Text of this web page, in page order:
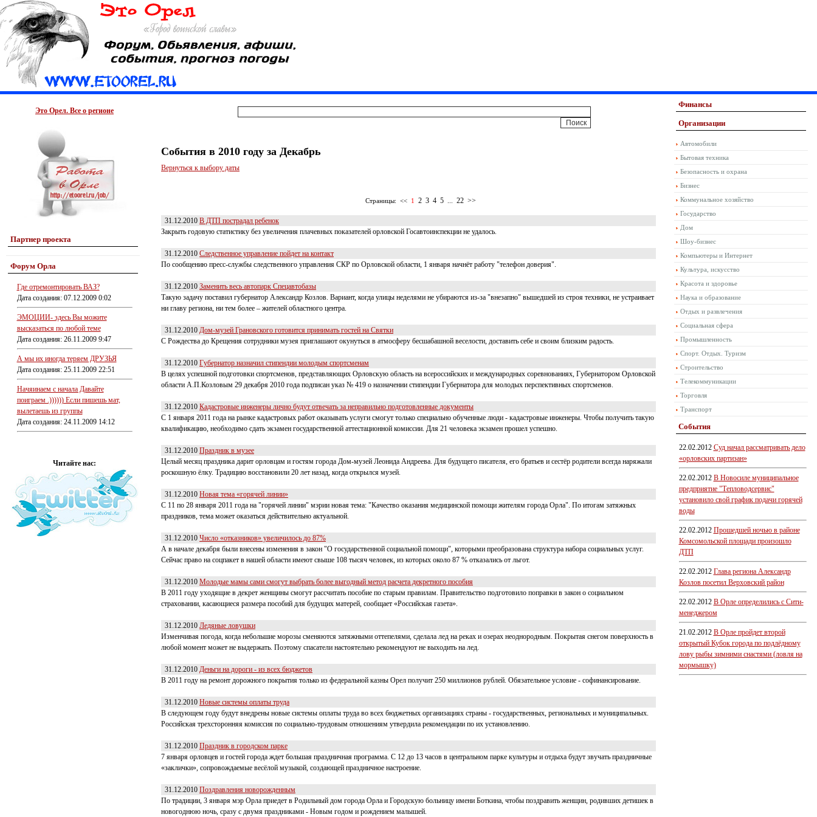
Это Орел. Все о регионе
Партнер проекта
Форум Орла
Где отремонтировать ВАЗ?
Дата создания: 07.12.2009 0:02
ЭМОЦИИ- здесь Вы можите
высказаться по любой теме
Дата создания: 26.11.2009 9:47
А мы их иногда теряем ДРУЗЬЯ
Дата создания: 25.11.2009 22:51
Начяинаем с начала Давайте
поиграем .)))))) Если пишешь мат,
вылетаешь из группы
Дата создания: 24.11.2009 14:12
Читайте нас:
События в 2010 году за Декабрь
Вернуться к выбору даты
Страницы: << 1 2 3 4 5 22 >>
31.12.2010 В ДТП пострадал ребенок
Закрыть годовую статистику без увеличения плачевных показателей орловской Госавтоинспекции не удалось.
31.12.2010 Следственное управление пойдет на контакт
По сообщению пресс-службы следственного управления СКР по Орловской области, 1 января начнёт работу "телефон доверия".
31.12.2010 Заменить весь автопарк Спецавтобазы
Такую задачу поставил губернатор Александр Козлов. Вариант, когда улицы неделями не убираются из-за "внезапно" вышедшей из строя техники, не устраивает
ни главу региона, ни тем более – жителей областного центра.
31.12.2010 Дом-музей Грановского готовится принимать гостей на Святки
С Рождества до Крещения сотрудники музея приглашают окунуться в атмосферу бесшабашной веселости, доставить себе и своим близким радость.
31.12.2010 Губернатор назначил стипендии молодым спортсменам
В целях успешной подготовки спортсменов, представляющих Орловскую область на всероссийских и международных соревнованиях, Губернатором Орловской
области А.П.Козловым 29 декабря 2010 года подписан указ № 419 о назначении стипендии Губернатора для молодых перспективных спортсменов.
31.12.2010 Кадастровые инженеры лично будут отвечать за неправильно подготовленные документы
С 1 января 2011 года на рынке кадастровых работ оказывать услуги смогут только специально обученные люди - кадастровые инженеры. Чтобы получить такую
квалификацию, необходимо сдать экзамен государственной аттестационной комиссии. Для 21 человека экзамен прошел успешно.
31.12.2010 Праздник в музее
Целый месяц праздника дарит орловцам и гостям города Дом-музей Леонида Андреева. Для будущего писателя, его братьев и сестёр родители всегда наряжали
роскошную ёлку. Традицию восстановили 20 лет назад, когда открылся музей.
31.12.2010 Новая тема «горячей линии»
С 11 по 28 января 2011 года на "горячей линии" мэрии новая тема: "Качество оказания медицинской помощи жителям города Орла". По итогам затяжных
праздников, тема может оказаться действительно актуальной.
31.12.2010 Число «отказников» увеличилось до 87%
А в начале декабря были внесены изменения в закон "О государственной социальной помощи", которыми преобразована структура набора социальных услуг.
Сейчас право на соцпакет в нашей области имеют свыше 108 тысяч человек, из которых около 87 % отказались от льгот.
31.12.2010 Молодые мамы сами смогут выбрать более выгодный метод расчета декретного пособия
В 2011 году уходящие в декрет женщины смогут рассчитать пособие по старым правилам. Правительство подготовило поправки в закон о социальном
страховании, касающиеся размера пособий для будущих матерей, сообщает «Российская газета».
31.12.2010 Ледяные ловушки
Изменчивая погода, когда небольшие морозы сменяются затяжными оттепелями, сделала лед на реках и озерах неоднородным. Покрытая снегом поверхность в
любой момент может не выдержать. Поэтому спасатели настоятельно рекомендуют не выходить на лед.
31.12.2010 Деньги на дороги - из всех бюджетов
В 2011 году на ремонт дорожного покрытия только из федеральной казны Орел получит 250 миллионов рублей. Обязательное условие - софинансирование.
31.12.2010 Новые системы оплаты труда
В следующем году будут внедрены новые системы оплаты труда во всех бюджетных организациях страны - государственных, региональных и муниципальных.
Российская трехсторонняя комиссия по социально-трудовым отношениям утвердила рекомендации по их установлению.
31.12.2010 Праздник в городском парке
7 января орловцев и гостей города ждет большая праздничная программа. С 12 до 13 часов в центральном парке культуры и отдыха будут звучать праздничные
«заклички», сопровождаемые весёлой музыкой, создающей праздничное настроение.
31.12.2010 Поздравления новорожденным
По традиции, 3 января мэр Орла приедет в Родильный дом города Орла и Городскую больницу имени Боткина, чтобы поздравить женщин, родивших детишек в
новогоднюю ночь, сразу с двумя праздниками - Новым годом и рождением малышей.
Финансы
Организации
Автомобили
Бытовая техника
Безопасность и охрана
Бизнес
Коммунальное хозяйство
Государство
Дом
Шоу-бизнес
Компьютеры и Интернет
Культура, искусство
Красота и здоровье
Наука и образование
Отдых и развлечения
Социальная сфера
Промышленность
Спорт. Отдых. Туризм
Строительство
Телекоммуникации
Торговля
Транспорт
События
22.02.2012 Суд начал рассматривать дело
«орловских партизан»
22.02.2012 В Новосиле муниципальное
предприятие "Тепловодсервис"
установило свой график подачи горячей
воды
22.02.2012 Прошедшей ночью в районе
Комсомольской площади произошло
ДТП
22.02.2012 Глава региона Александр
Козлов посетил Верховский район
22.02.2012 В Орле определились с Сити-
менеджером
21.02.2012 В Орле пройдет второй
открытый Кубок города по подлёдному
лову рыбы зимними снастями (ловля на
мормышку)